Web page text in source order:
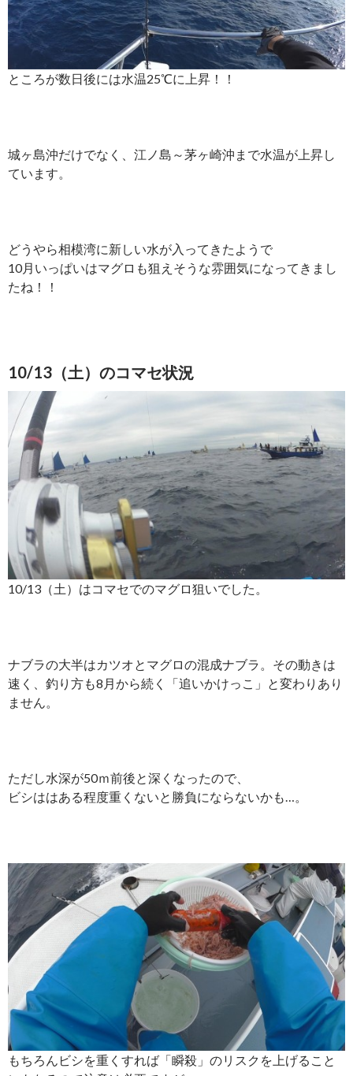
ところが数日後には水温25℃に上昇！！
城ヶ島沖だけでなく、江ノ島～茅ヶ崎沖まで水温が上昇し
ています。
どうやら相模湾に新しい水が入ってきたようで
10月いっぱいはマグロも狙えそうな雰囲気になってきまし
たね！！
10/13（土）のコマセ状況
10/13（土）はコマセでのマグロ狙いでした。
ナブラの大半はカツオとマグロの混成ナブラ。その動きは
速く、釣り方も8月から続く「追いかけっこ」と変わりあり
ません。
ただし水深が50ｍ前後と深くなったので、
ビシははある程度重くないと勝負にならないかも…。
もちろんビシを重くすれば「瞬殺」のリスクを上げること